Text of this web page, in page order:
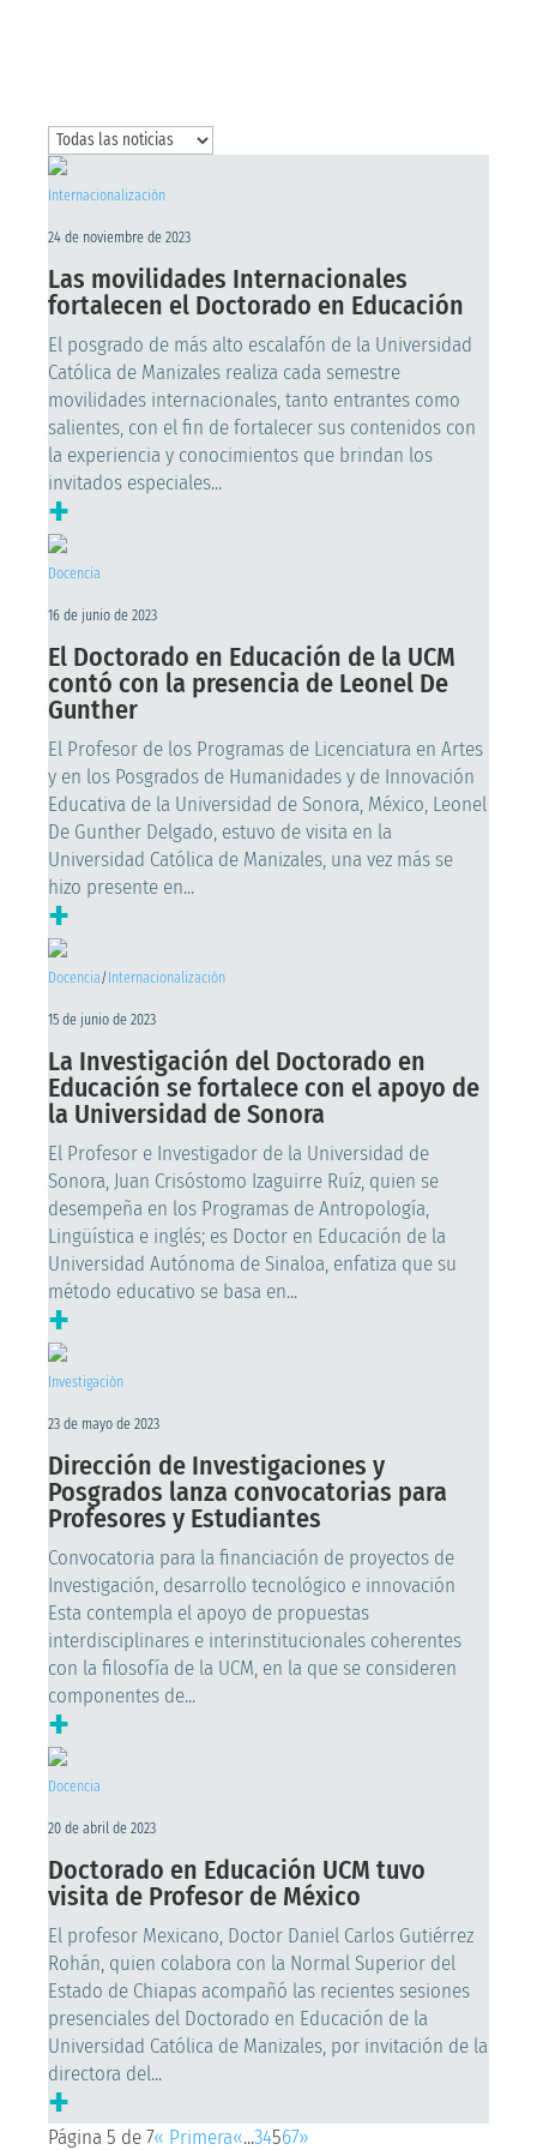
Internacionalización
24 de noviembre de 2023
Las movilidades Internacionales
fortalecen el Doctorado en Educación
El posgrado de más alto escalafón de la Universidad
Católica de Manizales realiza cada semestre
movilidades internacionales, tanto entrantes como
salientes, con el fin de fortalecer sus contenidos con
la experiencia y conocimientos que brindan los
invitados especiales...
+
Docencia
16 de junio de 2023
El Doctorado en Educación de la UCM
contó con la presencia de Leonel De
Gunther
El Profesor de los Programas de Licenciatura en Artes
y en los Posgrados de Humanidades y de Innovación
Educativa de la Universidad de Sonora, México, Leonel
De Gunther Delgado, estuvo de visita en la
Universidad Católica de Manizales, una vez más se
hizo presente en...
+
Docencia/ Internacionalización
15 de junio de 2023
La Investigación del Doctorado en
Educación se fortalece con el apoyo de
la Universidad de Sonora
El Profesor e Investigador de la Universidad de
Sonora, Juan Crisóstomo Izaguirre Ruíz, quien se
desempeña en los Programas de Antropología,
Lingüística e inglés; es Doctor en Educación de la
Universidad Autónoma de Sinaloa, enfatiza que su
método educativo se basa en...
+
Investigación
23 de mayo de 2023
Dirección de Investigaciones y
Posgrados lanza convocatorias para
Profesores y Estudiantes
Convocatoria para la financiación de proyectos de
Investigación, desarrollo tecnológico e innovación
Esta contempla el apoyo de propuestas
interdisciplinares e interinstitucionales coherentes
con la filosofía de la UCM, en la que se consideren
componentes de...
+
Docencia
20 de abril de 2023
Doctorado en Educación UCM tuvo
visita de Profesor de México
El profesor Mexicano, Doctor Daniel Carlos Gutiérrez
Rohán, quien colabora con la Normal Superior del
Estado de Chiapas acompañó las recientes sesiones
presenciales del Doctorado en Educación de la
Universidad Católica de Manizales, por invitación de la
directora del...
+
Página 5 de 7« Primera«...34567»